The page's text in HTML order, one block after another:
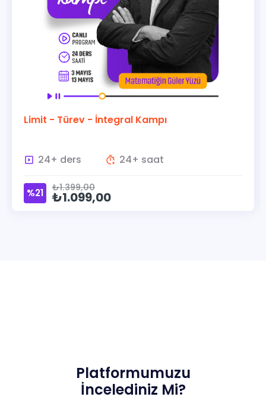
Limit - Türev - İntegral Kampı
24+ ders 24+ saat
₺1.399,00
₺1.099,00
%21
Platformumuzu
İncelediniz Mi?